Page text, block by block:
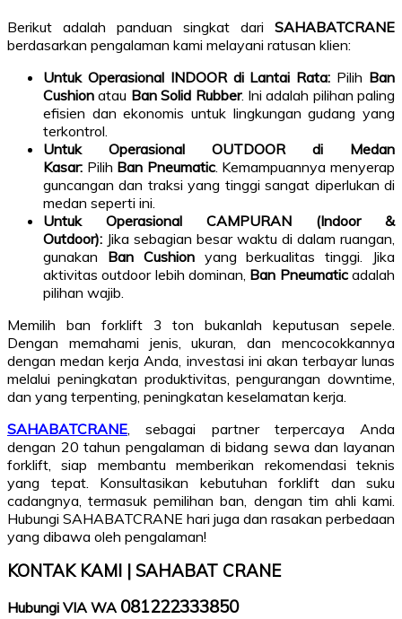
Berikut adalah panduan singkat dari SAHABATCRANE
berdasarkan pengalaman kami melayani ratusan klien:
Untuk Operasional INDOOR di Lantai Rata: Pilih Ban
Cushion atau Ban Solid Rubber. Ini adalah pilihan paling
efisien dan ekonomis untuk lingkungan gudang yang
terkontrol.
Untuk Operasional OUTDOOR di Medan
Kasar: Pilih Ban Pneumatic. Kemampuannya menyerap
guncangan dan traksi yang tinggi sangat diperlukan di
medan seperti ini.
Untuk Operasional CAMPURAN (Indoor &
Outdoor): Jika sebagian besar waktu di dalam ruangan,
gunakan Ban Cushionyang berkualitas tinggi. Jika
aktivitas outdoor lebih dominan, Ban Pneumaticadalah
pilihan wajib.
Memilih ban forklift 3 ton bukanlah keputusan sepele.
Dengan memahami jenis, ukuran, dan mencocokkannya
dengan medan kerja Anda, investasi ini akan terbayar lunas
melalui peningkatan produktivitas, pengurangan downtime,
dan yang terpenting, peningkatan keselamatan kerja.
SAHABATCRANE, sebagai partner terpercaya Anda
dengan 20 tahun pengalaman di bidang sewa dan layanan
forklift, siap membantu memberikan rekomendasi teknis
yang tepat. Konsultasikan kebutuhan forklift dan suku
cadangnya, termasuk pemilihan ban, dengan tim ahli kami.
Hubungi SAHABATCRANE hari juga dan rasakan perbedaan
yang dibawa oleh pengalaman!
KONTAK KAMI | SAHABAT CRANE
Hubungi VIA WA 081222333850